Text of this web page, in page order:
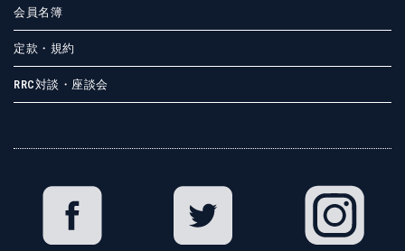
会員名簿
定款・規約
RRC対談・座談会